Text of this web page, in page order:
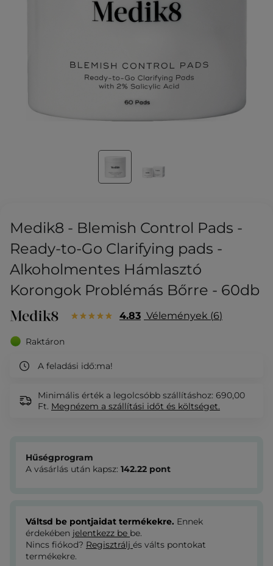
Medik8 - Blemish Control Pads -
Ready-to-Go Clarifying pads -
Alkoholmentes Hámlasztó
Korongok Problémás Bőrre - 60db
4.83 Vélemények 6
Raktáron
A feladási idő:ma!
Minimális érték a legolcsóbb szállításhoz: 690,00
Ft. Megnézem a szállítási időt és költséget.
Hűségprogram
A vásárlás után kapsz: 142.22 pont
Váltsd be pontjaidat termékekre. Ennek
érdekében jelentkezz be be.
Nincs fiókod? Regisztrálj és válts pontokat
termékekre.